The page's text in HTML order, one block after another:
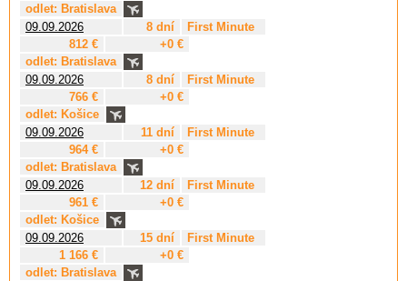
odlet: Bratislava
09.09.2026
8 dní
First Minute
812 €
+0 €
odlet: Bratislava
09.09.2026
8 dní
First Minute
766 €
+0 €
odlet: Košice
09.09.2026
11 dní
First Minute
964 €
+0 €
odlet: Bratislava
09.09.2026
12 dní
First Minute
961 €
+0 €
odlet: Košice
09.09.2026
15 dní
First Minute
1 166 €
+0 €
odlet: Bratislava